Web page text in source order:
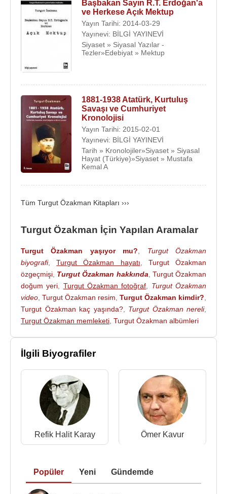
Evli olan Özakman, üç çocuk ve 4 torun sahibidir.
Eskişehir Belediye Başkanlığının yaptırdığı yeni bir
Tiyatroya Nisan 2002'de “Turgut Özakman Sahnesi”
Üniversitesi Özakman'a Üstün Hizmet Ödülü verdi.
Özel Güven Hastanesinde 83 yaşında vefat etmiştir.
Romanları
Korkma İnsancık Korkma, 1994.
Romantika, 2000.
19 Mayıs 1999 Atatürk Yeniden Samsun'da, 2002.
Cumhuriyet - Türk Mucizesi, 2009.
Çılgın Türkler - Kıbrıs, Bilgi Yayınevi, 2012.
Senaryoları:
1964 - Gurbet Kuşları
1972 - Keloğlan Aramızda
1972 - Tuzsuz Deli Bekir
1973 - Keloğlan'la Cankız
1973 - Mevlana (Ergin Orbey 'le birlikte)
1974 - Yatık Emine (Ömer Kavur'la birlikte,Refik
Halit Karay'ın aynı adlı romanından)
1975 - Keloğlan İz Peşinde
1975 - Turhanoğlu
1982 - Kanije Kalesi
1982 - Son Akın
1989 - Kurtuluş
1993 - Rıza Beyler
1998 - Cumhuriyet
2009 - Dersimiz: Atatürk, Bilgi Yayınevi
Kaynak:Biyografiler.com
Başbakan Sayın R.T. Erdoğan'a
ve Herkese Açık Mektup
Yayın Tarihi: 2014-03-29
Yayınevi: BİLGİ YAYINEVİ
Siyaset » Siyasal Yazılar -
Tezler»Edebiyat » Mektup
1881-1938 Atatürk, Kurtuluş
Savaşı ve Cumhuriyet
Kronolojisi
Yayın Tarihi: 2015-02-01
Yayınevi: BİLGİ YAYINEVİ
Tarih » Kronolojiler»Siyaset » Siyasal
Hayat (Türkiye)»Siyaset » Mustafa
Kemal A
Tüm Turgut Özakman Kitapları ›››
Turgut Özakman İçin Yapılan Aramalar
Turgut Özakman yaşıyor mu?
Turgut Özakman
biyografi,Turgut Özakman hayatı
Turgut Özakman
özgeçmişi Turgut Özakman hakkında Turgut Özakman
doğum yeri
Turgut Özakman fotoğraf
Turgut Özakman
video Turgut Özakman resim Turgut Özakman kimdir?
Turgut Özakman kaç yaşında?, Turgut Özakman nereli,
Turgut Özakman memleketi Turgut Özakman albümleri
İlgili Biyografiler
Refik Halit Karay Ömer Kavur
Popüler Yeni Gündemde